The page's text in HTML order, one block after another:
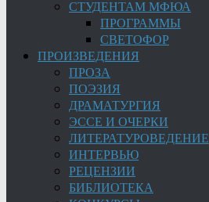
СТУДЕНТАМ МФЮА
ПРОГРАММЫ
СВЕТОФОР
ПРОИЗВЕДЕНИЯ
ПРОЗА
ПОЭЗИЯ
ДРАМАТУРГИЯ
ЭССЕ И ОЧЕРКИ
ЛИТЕРАТУРОВЕДЕНИЕ
ИНТЕРВЬЮ
РЕЦЕНЗИИ
БИБЛИОТЕКА